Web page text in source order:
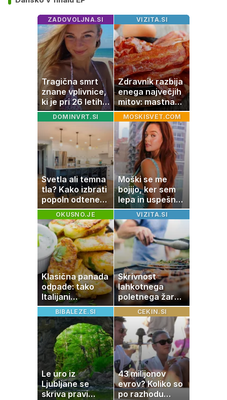
ZADOVOLJNA.SI
Tragična smrt
znane vplivnice,
ki je pri 26 letih
izgubila boj z
boleznijo
VIZITA.SI
Zdravnik razbija
enega največjih
mitov: mastna
jetra ne
nastanejo zaradi
slanine, temveč
zaradi živila, ki
ga imamo vsi
radi
DOMINVRT.SI
Svetla ali temna
tla? Kako izbrati
popoln odtenek
za vaš dom
MOSKISVET.COM
Moški se me
bojijo, ker sem
lepa in uspešna:
Misica razkrila,
zakaj je še
vedno samska
OKUSNO.JE
Klasična panada
odpade: tako
Italijani
pripravijo
slastne ocvrte
bučke
VIZITA.SI
Skrivnost
lahkotnega
poletnega žara,
po katerem ne
boste
potrebovali
popoldanskega
spanca
BIBALEZE.SI
Le uro iz
Ljubljane se
skriva pravi
CEKIN.SI
43 milijonov
evrov? Koliko so
po razhodu